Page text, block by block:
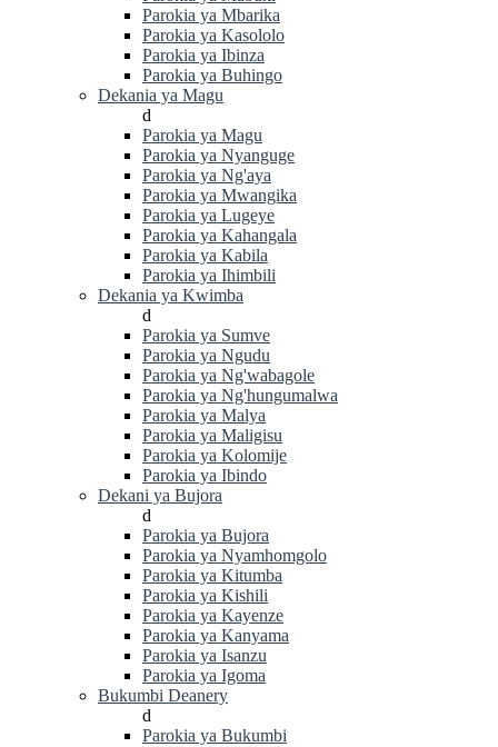
Parokia ya Mbarika
Parokia ya Kasololo
Parokia ya Ibinza
Parokia ya Buhingo
Dekania ya Magu
d
Parokia ya Magu
Parokia ya Nyanguge
Parokia ya Ng'aya
Parokia ya Mwangika
Parokia ya Lugeye
Parokia ya Kahangala
Parokia ya Kabila
Parokia ya Ihimbili
Dekania ya Kwimba
d
Parokia ya Sumve
Parokia ya Ngudu
Parokia ya Ng'wabagole
Parokia ya Ng'hungumalwa
Parokia ya Malya
Parokia ya Maligisu
Parokia ya Kolomije
Parokia ya Ibindo
Dekani ya Bujora
d
Parokia ya Bujora
Parokia ya Nyamhomgolo
Parokia ya Kitumba
Parokia ya Kishili
Parokia ya Kayenze
Parokia ya Kanyama
Parokia ya Isanzu
Parokia ya Igoma
Bukumbi Deanery
d
Parokia ya Bukumbi